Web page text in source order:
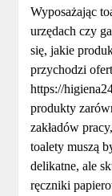
Wyposażając
urzędach czy
się, jakie
przychodzi
https://
produkty
zakładów
toalety muszą
delikatne, ale
ręczniki